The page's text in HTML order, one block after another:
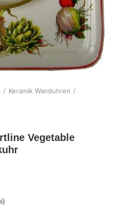
Keramik Wanduhren
Vegetable